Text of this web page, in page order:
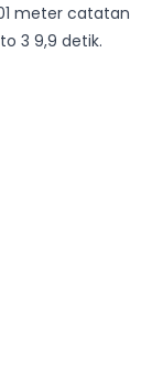
meter catatan
3 9,9 detik.